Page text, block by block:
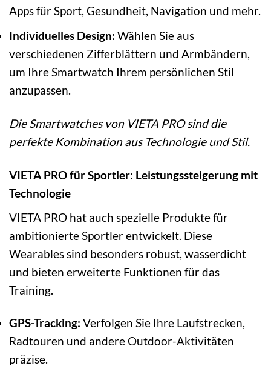
Apps für Sport, Gesundheit, Navigation und mehr.
Individuelles Design: Wählen Sie aus
verschiedenen Zifferblättern und Armbändern,
um Ihre Smartwatch Ihrem persönlichen Stil
anzupassen.
Die Smartwatches von VIETA PRO sind die
perfekte Kombination aus Technologie und Stil.
VIETA PRO für Sportler: Leistungssteigerung mit
Technologie
VIETA PRO hat auch spezielle Produkte für
ambitionierte Sportler entwickelt. Diese
Wearables sind besonders robust, wasserdicht
und bieten erweiterte Funktionen für das
Training.
GPS-Tracking: Verfolgen Sie Ihre Laufstrecken,
Radtouren und andere Outdoor-Aktivitäten
präzise.